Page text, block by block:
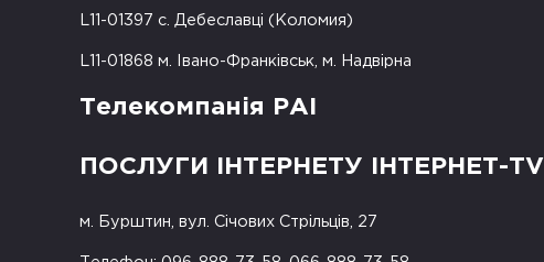
L11-01397 с. Дебеславці (Коломия)
L11-01868 м. Івано-Франківськ, м. Надвірна
Телекомпанія РАІ
ПОСЛУГИ ІНТЕРНЕТУ ІНТЕРНЕТ-TV
м. Бурштин, вул. Січових Стрільців, 27